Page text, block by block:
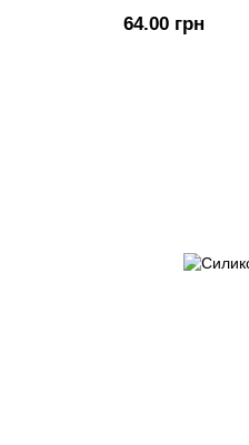
64.00 грн